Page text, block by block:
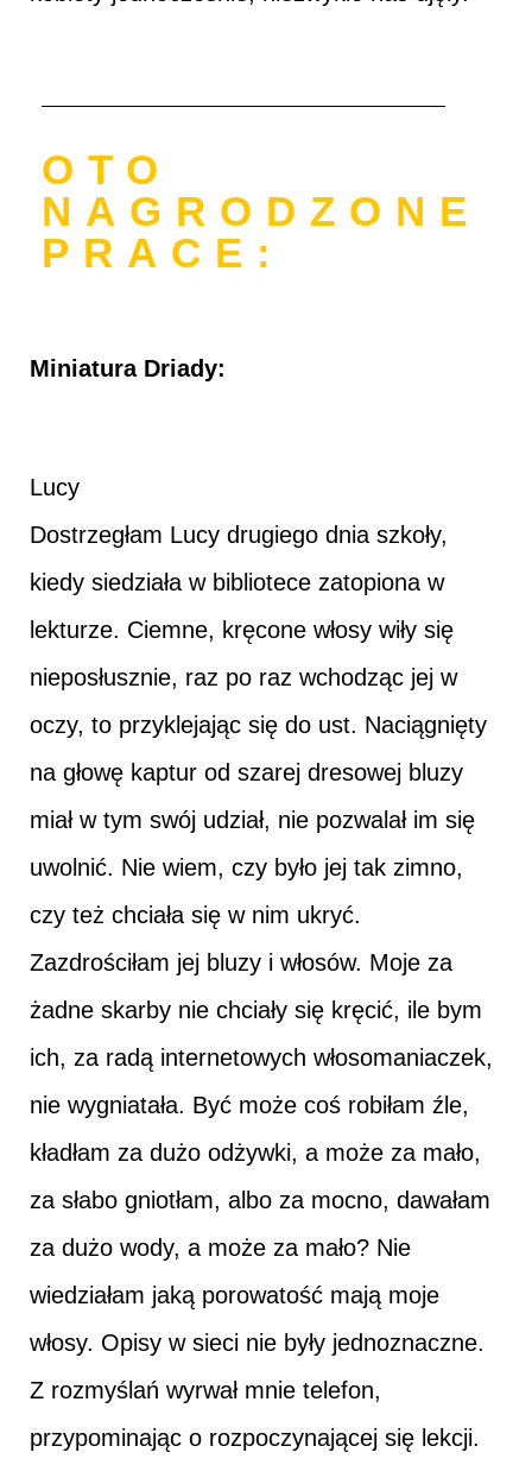
OTO
NAGRODZONE
PRACE:
Miniatura Driady:
Lucy
Dostrzegłam Lucy drugiego dnia szkoły,
kiedy siedziała w bibliotece zatopiona w
lekturze. Ciemne, kręcone włosy wiły się
nieposłusznie, raz po raz wchodząc jej w
oczy, to przyklejając się do ust. Naciągnięty
na głowę kaptur od szarej dresowej bluzy
miał w tym swój udział, nie pozwalał im się
uwolnić. Nie wiem, czy było jej tak zimno,
czy też chciała się w nim ukryć.
Zazdrościłam jej bluzy i włosów. Moje za
żadne skarby nie chciały się kręcić, ile bym
ich, za radą internetowych włosomaniaczek,
nie wygniatała. Być może coś robiłam źle,
kładłam za dużo odżywki, a może za mało,
za słabo gniotłam, albo za mocno, dawałam
za dużo wody, a może za mało? Nie
wiedziałam jaką porowatość mają moje
włosy. Opisy w sieci nie były jednoznaczne.
Z rozmyślań wyrwał mnie telefon,
przypominając o rozpoczynającej się lekcji.